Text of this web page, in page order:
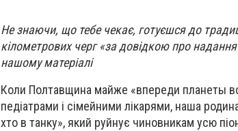
Не знаючи, що тебе чекає, готуєшся до
кілометрових черг «за довідкою про
нашому матеріалі
Коли Полтавщина майже «впереди планеты
педіатрами і сімейними лікарями, наша
хто в танку», який руйнує чиновникам усю